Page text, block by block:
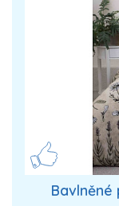
Bavlněné